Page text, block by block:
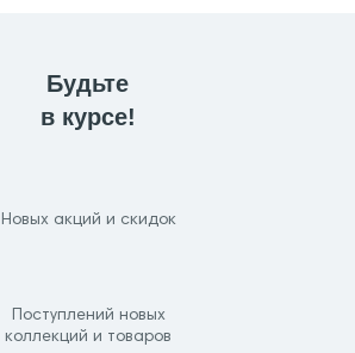
Будьте
в курсе!
Новых акций и скидок
Поступлений новых
коллекций и товаров